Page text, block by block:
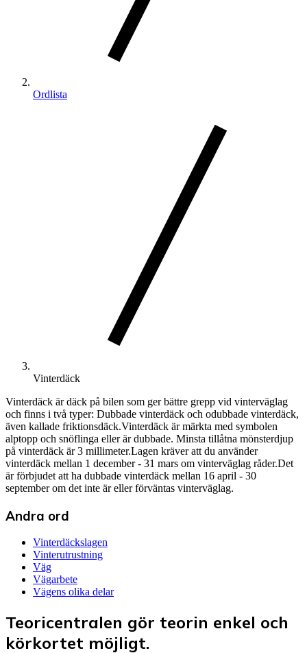
Ordlista
Vinterdäck
Vinterdäck är däck på bilen som ger bättre grepp vid vinterväglag
och finns i två typer: Dubbade vinterdäck och odubbade vinterdäck,
även kallade friktionsdäck.Vinterdäck är märkta med symbolen
alptopp och snöflinga eller är dubbade. Minsta tillåtna mönsterdjup
på vinterdäck är 3 millimeter.Lagen kräver att du använder
vinterdäck mellan 1 december - 31 mars om vinterväglag råder.Det
är förbjudet att ha dubbade vinterdäck mellan 16 april - 30
september om det inte är eller förväntas vinterväglag.
Andra ord
Vinterdäckslagen
Vinterutrustning
Väg
Vägarbete
Vägens olika delar
Teoricentralen gör teorin enkel och
körkortet möjligt.